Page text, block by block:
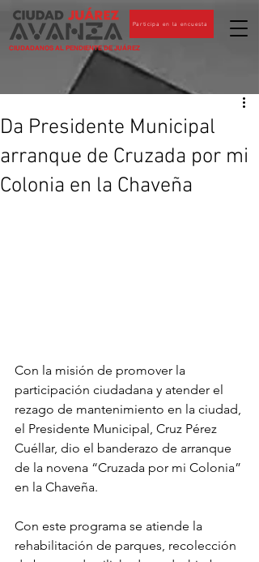
CIUDADANOS AL PENDIENTE DE JUÁREZ
Participa en la encuesta
Da Presidente Municipal
arranque de Cruzada por mi
Colonia en la Chaveña
Con la misión de promover la
participación ciudadana y atender el
rezago de mantenimiento en la ciudad,
el Presidente Municipal, Cruz Pérez
Cuéllar, dio el banderazo de arranque
de la novena “Cruzada por mi Colonia”
en la Chaveña.
Con este programa se atiende la
rehabilitación de parques, recolección